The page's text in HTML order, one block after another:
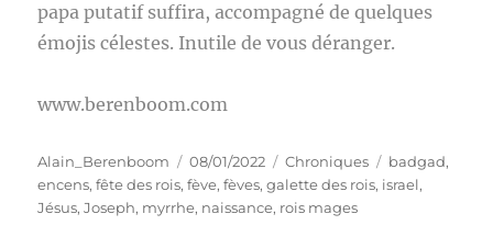
papa putatif suffira, accompagné de quelques
émojis célestes. Inutile de vous déranger.
www.berenboom.com
Auteur
Alain_Berenboom
Publié
le
08/01/2022 Catégories
Chroniques Étiquettes
badgad,
encens,fête des rois,fève,fèves,galette des rois, israel,
Jésus,Joseph, myrrhe, naissance, rois mages